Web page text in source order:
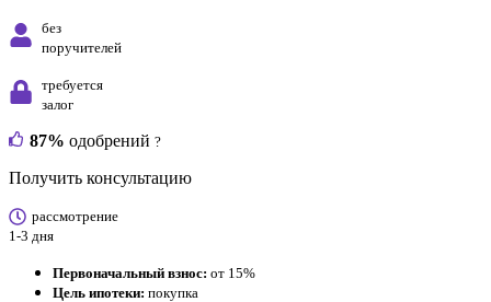
без
поручителей
требуется
залог
87% одобрений ?
Получить консультацию
рассмотрение
1-3 дня
Первоначальный взнос: от 15%
Цель ипотеки: покупка